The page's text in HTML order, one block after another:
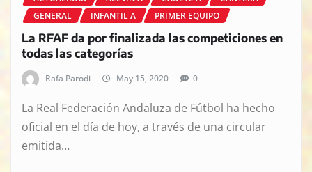
GENERAL
INFANTIL A PRIMER EQUIPO
La RFAF da por finalizada las competiciones en
todas las categorías
Rafa Parodi May 15, 2020 0
La Real Federación Andaluza de Fútbol ha hecho
oficial en el día de hoy, a través de una circular
emitida…